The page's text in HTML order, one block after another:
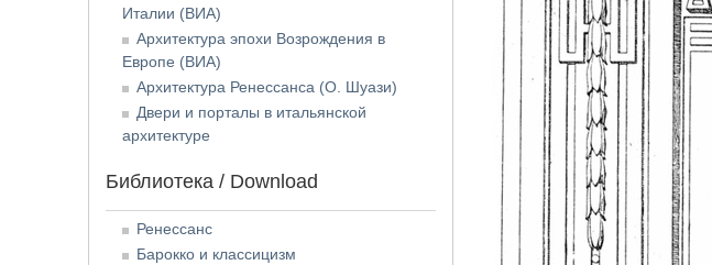
Италии (ВИА)
Архитектура эпохи Возрождения в
Европе (ВИА)
Архитектура Ренессанса (О. Шуази)
Двери и порталы в итальянской
архитектуре
Библиотека / Download
Ренессанс
Барокко и классицизм